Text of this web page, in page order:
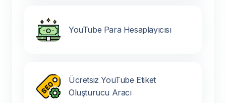
YouTube Para Hesaplayıcısı
Ücretsiz YouTube Etiket
Oluşturucu Aracı